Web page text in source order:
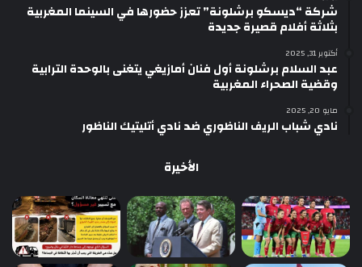
شركة “ديسكو برشلونة” تعزز حضورها في السينما المغربية
بثلاثة أفلام قصيرة جديدة
أكتوبر 31, 2025
عبد السلام برشلونة أول فنان أمازيغي يتغنى بالوحدة الترابية
وقضية الصحراء المغربية
مايو 20, 2025
نادي شباب الريف الناظوري ضد نادي أتليتيك الناظور
الأخيرة